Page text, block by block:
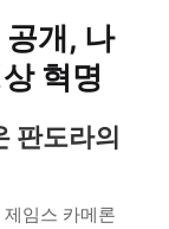
개, 나
혁명
판도라의
임스 카메론